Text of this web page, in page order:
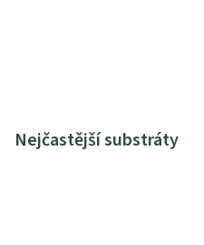
Nejčastější substráty